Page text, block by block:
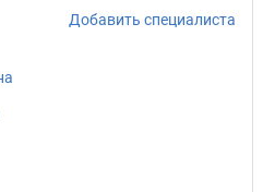
Добавить специалиста